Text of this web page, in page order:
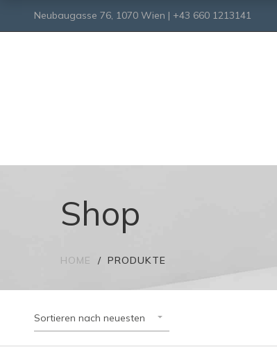
Neubaugasse 76, 1070 Wien | +43 660 1213141
Shop
HOME PRODUKTE
Sortieren nach neuesten